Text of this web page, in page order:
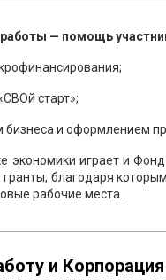
— помощь
старт»;
и оформлением
экономики играет и
благодаря
рабочие места.
и